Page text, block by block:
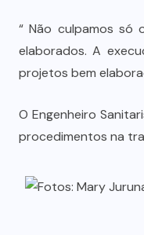
“ Não culpamos só
elaborados. A
projetos bem
O Engenheiro
procedimentos na
Vale-
úteis